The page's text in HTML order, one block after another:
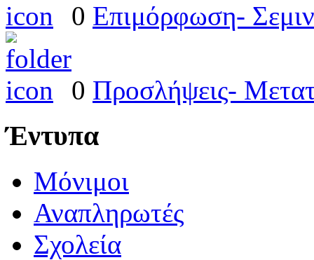
0 Επιμόρφωση-
0 Προσλήψεις-
Έντυπα
Μόνιμοι
Αναπληρωτές
Σχολεία